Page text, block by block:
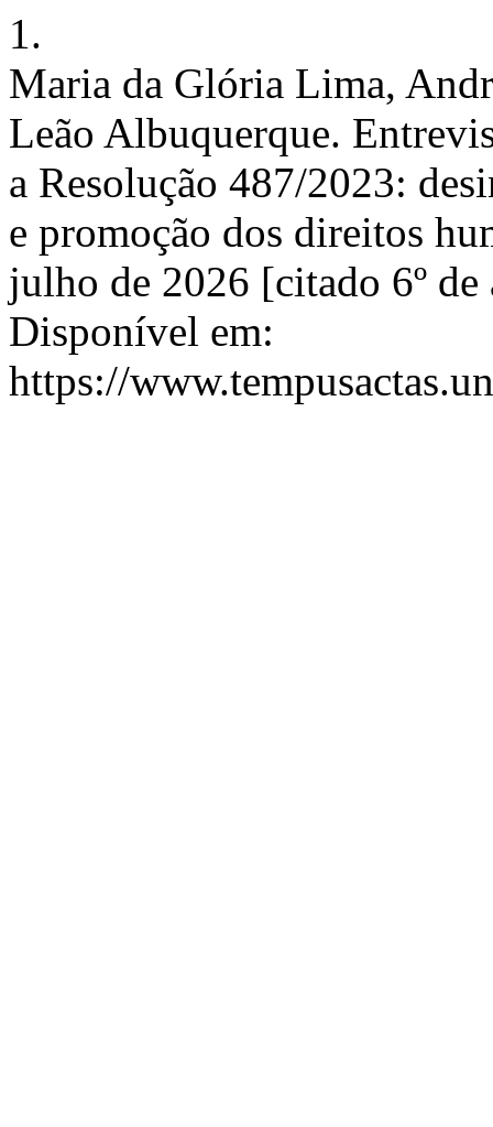
1.
Maria da Glória Lima,
Leão Albuquerque.
a Resolução 487/2023:
e promoção dos direitos
julho de 2026 [citado 6º
Disponível em:
https://